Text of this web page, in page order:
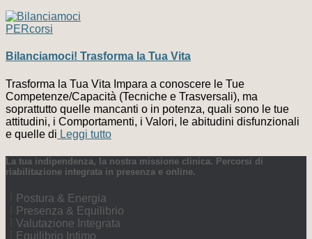
PERcorsi
Bilanciamoci! Trasforma la Tua Vita
Trasforma la Tua Vita Impara a conoscere le Tue
Competenze/Capacità (Tecniche e Trasversali), ma
soprattutto quelle mancanti o in potenza, quali sono le tue
attitudini, i Comportamenti, i Valori, le abitudini disfunzionali
e quelle di Leggi tutto
La tua indipendenza, la nostra missione clinica. Percorsi di
riabilitazione integrata in presenza e online.
Postura & Energia
Presenza & Equilibrio
Valutazione Integrata
Equilibrio Intimo